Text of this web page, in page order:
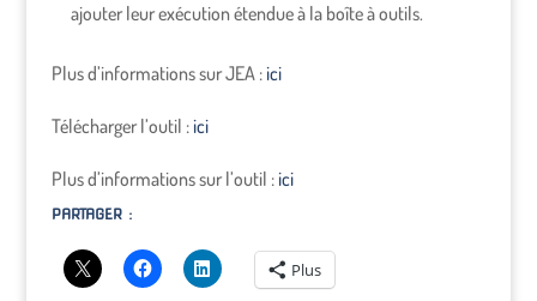
ajouter leur exécution étendue à la boîte à outils.
Plus d’informations sur JEA :ici
Télécharger l’outil :ici
Plus d’informations sur l’outil :ici
PARTAGER :
Plus